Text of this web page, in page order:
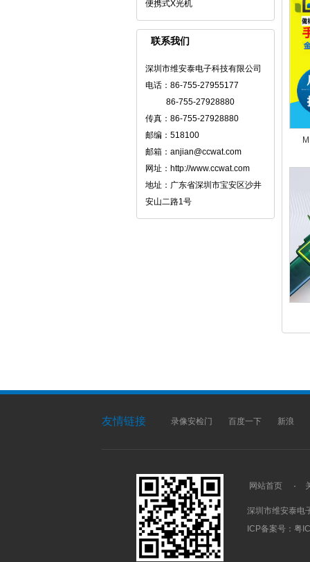
便携式X光机
联系我们
深圳市维安泰电子科技有限公司
电话：86-755-27955177
86-755-27928880
传真：86-755-27928880
邮编：518100
邮箱：anjian@ccwat.com
网址：http://www.ccwat.com
地址：广东省深圳市宝安区沙井
安山二路1号
友情链接 录像安检门 百度一下 新浪
网站首页 ·
深圳市维安泰电
ICP备案号： 粤